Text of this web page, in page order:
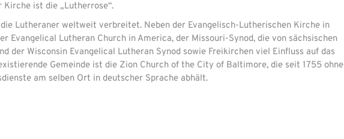
ist die „Lutherrose“.
Lutheraner weltweit verbreitet. Neben der Evangelisch-Lutherischen Kirche in
Evangelical Lutheran Church in America, der Missouri-Synod, die von sächsischen
der Wisconsin Evangelical Lutheran Synod sowie Freikirchen viel Einfluss auf das
Gemeinde ist die Zion Church of the City of Baltimore, die seit 1755 ohne
am selben Ort in deutscher Sprache abhält.